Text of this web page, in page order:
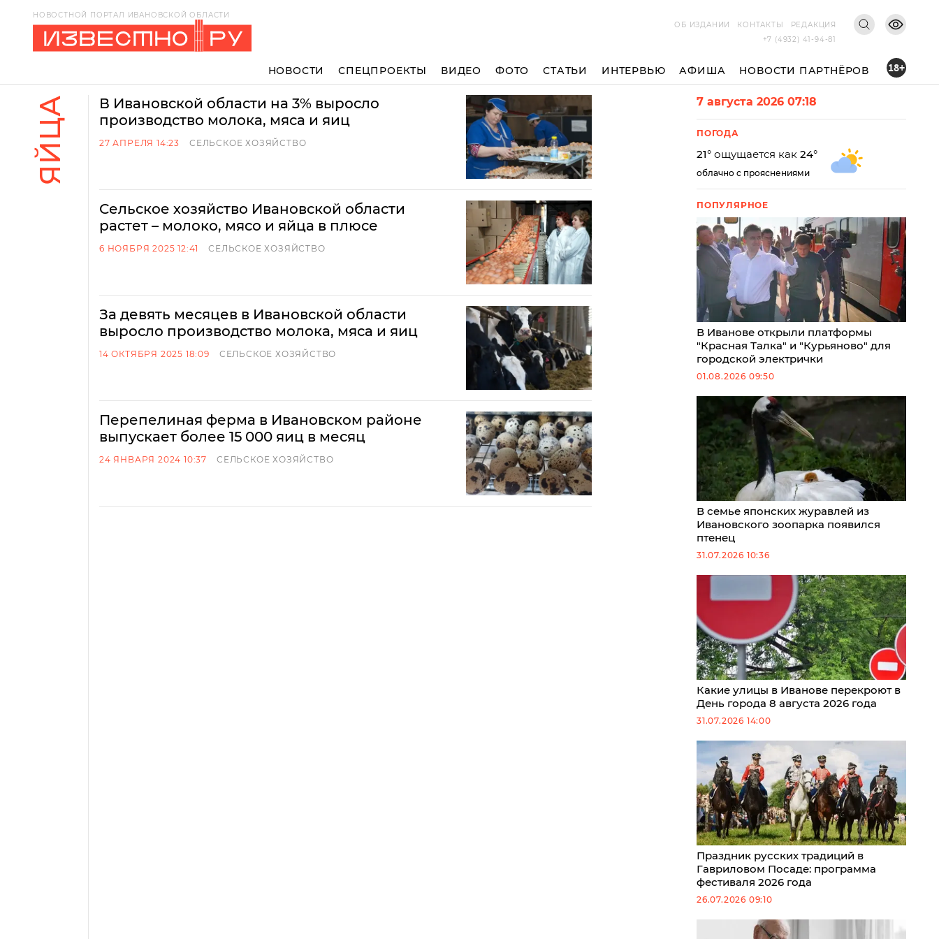
НОВОСТНОЙ ПОРТАЛ ИВАНОВСКОЙ ОБЛАСТИ
ОБ ИЗДАНИИ
КОНТАКТЫ
РЕДАКЦИЯ
+7 (4932) 41-94-81
НОВОСТИ СПЕЦПРОЕКТЫ ВИДЕО ФОТО СТАТЬИ ИНТЕРВЬЮ АФИША НОВОСТИ ПАРТНЁРОВ 18+
ЯЙЦА
В Ивановской области на 3% выросло
производство молока, мяса и яиц
27 АПРЕЛЯ 14:23 СЕЛЬСКОЕ ХОЗЯЙСТВО
Сельское хозяйство Ивановской области
растет – молоко, мясо и яйца в плюсе
6 НОЯБРЯ 2025 12:41 СЕЛЬСКОЕ ХОЗЯЙСТВО
За девять месяцев в Ивановской области
выросло производство молока, мяса и яиц
14 ОКТЯБРЯ 2025 18:09 СЕЛЬСКОЕ ХОЗЯЙСТВО
Перепелиная ферма в Ивановском районе
выпускает более 15 000 яиц в месяц
24 ЯНВАРЯ 2024 10:37 СЕЛЬСКОЕ ХОЗЯЙСТВО
7 августа 2026 07:18
ПОГОДА
21° ощущается как 24°
облачно с прояснениями
ПОПУЛЯРНОЕ
В Иванове открыли платформы
"Красная Талка" и "Курьяново" для
городской электрички
01.08.2026 09:50
В семье японских журавлей из
Ивановского зоопарка появился
птенец
31.07.2026 10:36
Какие улицы в Иванове перекроют в
День города 8 августа 2026 года
31.07.2026 14:00
Праздник русских традиций в
Гавриловом Посаде: программа
фестиваля 2026 года
26.07.2026 09:10